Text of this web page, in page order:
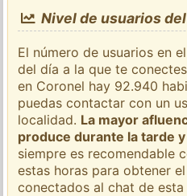
Nivel de usuarios
El número de usuarios en
del día a la que te
en Coronel hay 92.940
puedas contactar con un
localidad. La mayor
produce durante la tarde
siempre es recomendable
estas horas para obtener
conectados al chat de esta